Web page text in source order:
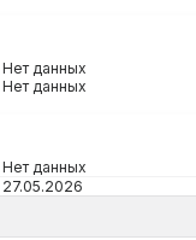
Нет данных
Нет данных
Нет данных
27.05.2026